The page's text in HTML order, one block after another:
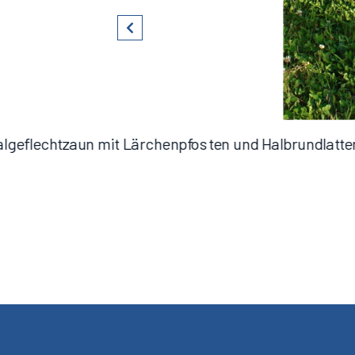
mit Lärchenpfosten und